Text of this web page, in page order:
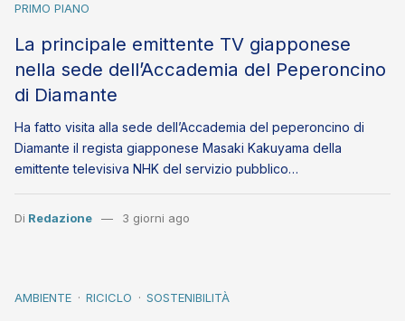
PRIMO PIANO
La principale emittente TV giapponese
nella sede dell’Accademia del Peperoncino
di Diamante
Ha fatto visita alla sede dell’Accademia del peperoncino di
Diamante il regista giapponese Masaki Kakuyama della
emittente televisiva NHK del servizio pubblico…
Di Redazione 3 giorni ago
AMBIENTE RICICLO SOSTENIBILITÀ